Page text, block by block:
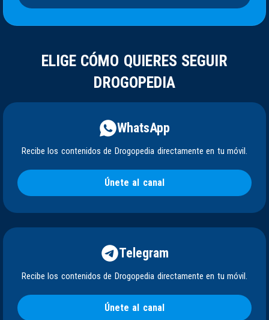
ELIGE CÓMO QUIERES SEGUIR
DROGOPEDIA
WhatsApp
Recibe los contenidos de Drogopedia directamente en tu móvil.
Únete al canal
Telegram
Recibe los contenidos de Drogopedia directamente en tu móvil.
Únete al canal